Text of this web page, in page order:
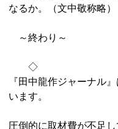
なるか。（文中敬称略）
～終わり～
◇
『田中龍作ジャーナル
います。
圧倒的に取材費が不足し